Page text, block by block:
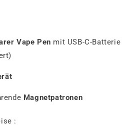
Vape Pen mit USB-C-Batterie
Magnetpatronen
: